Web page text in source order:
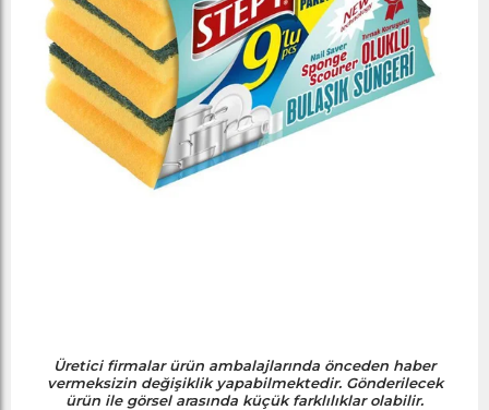
Üretici firmalar ürün ambalajlarında önceden haber
vermeksizin değişiklik yapabilmektedir. Gönderilecek
ürün ile görsel arasında küçük farklılıklar olabilir.